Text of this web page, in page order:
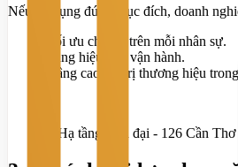
Nếu sử dụng đúng mục đích, doanh
Tối ưu chi phí trên mỗi nhân sự.
Tăng hiệu quả vận hành.
Nâng cao giá trị thương hiệu